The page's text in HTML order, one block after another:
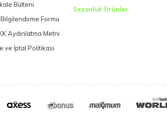
Bülteni
Formu
Aydınlatma Metni
ve İptal Politikası
Sezonluk Ürünler